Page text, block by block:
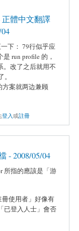
正體中文翻譯
下： 79行似乎应
run profile 的，
。改了之后就用不
方案就两边兼顾
登入或註冊
- 2008/05/04
所指的應該是「游
冊使用者」好像有
已登入人士」會否